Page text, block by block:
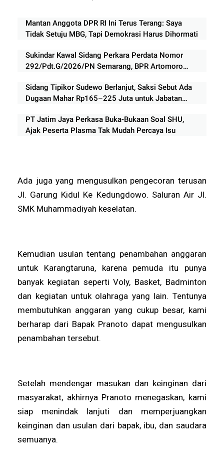
Mantan Anggota DPR RI Ini Terus Terang: Saya
Tidak Setuju MBG, Tapi Demokrasi Harus Dihormati
Sukindar Kawal Sidang Perkara Perdata Nomor
292/Pdt.G/2026/PN Semarang, BPR Artomoro
Sidang Tipikor Sudewo Berlanjut, Saksi Sebut Ada
Dugaan Mahar Rp165–225 Juta untuk Jabatan
PT Jatim Jaya Perkasa Buka-Bukaan Soal SHU,
Ajak Peserta Plasma Tak Mudah Percaya Isu
Ada juga yang mengusulkan pengecoran terusan
Jl. Garung Kidul Ke Kedungdowo. Saluran Air Jl.
SMK Muhammadiyah keselatan.
Kemudian usulan tentang penambahan anggaran
untuk Karangtaruna, karena pemuda itu punya
banyak kegiatan seperti Voly, Basket, Badminton
dan kegiatan untuk olahraga yang lain. Tentunya
membutuhkan anggaran yang cukup besar, kami
berharap dari Bapak Pranoto dapat mengusulkan
penambahan tersebut.
Setelah mendengar masukan dan keinginan dari
masyarakat, akhirnya Pranoto menegaskan, kami
siap menindak lanjuti dan memperjuangkan
keinginan dan usulan dari bapak, ibu, dan saudara
semuanya.